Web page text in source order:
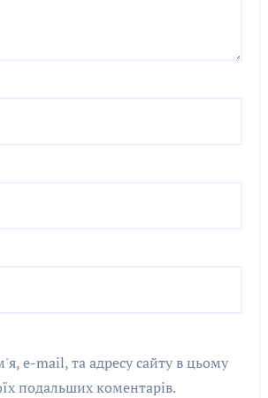
e-mail, та адресу сайту в цьому
подальших коментарів.